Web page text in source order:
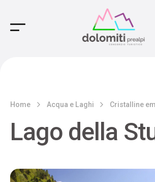
Main Navigation
Home Acqua e Laghi Cristalline
Lago della